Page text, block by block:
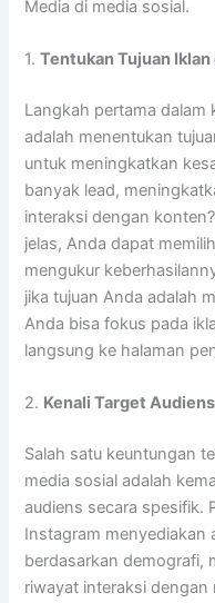
Media di media sosial.
1.Tentukan Tujuan
Langkah pertama dalam
adalah menentukan
untuk meningkatkan
banyak lead,
interaksi dengan
jelas, Anda dapat
mengukur
jika tujuan Anda adalah
Anda bisa fokus pada
langsung ke halaman
2. Kenali Target Audiens
Salah satu keuntungan
media sosial adalah
audiens secara spesifik.
Instagram menyediakan
berdasarkan demografi,
riwayat interaksi dengan